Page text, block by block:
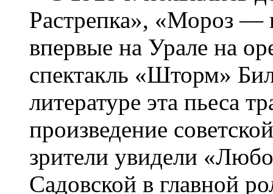
Растрепка», «Мороз —
впервые на Урале на
спектакль «Шторм»
литературе эта пьеса
произведение
зрители увидели
Садовской в главной